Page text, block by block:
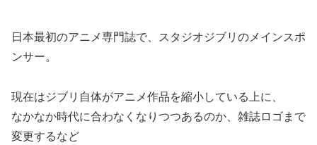
日本最初のアニメ専門誌で、スタジオジブリのメインスポ
ンサー。
現在はジブリ自体がアニメ作品を縮小している上に、
なかなか時代に合わなくなりつつあるのか、雑誌ロゴまで
変更するなど